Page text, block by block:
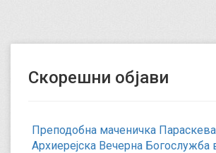
Скорешни објави
Преподобна маченичка
Архиерејска Вечерна Богослужба